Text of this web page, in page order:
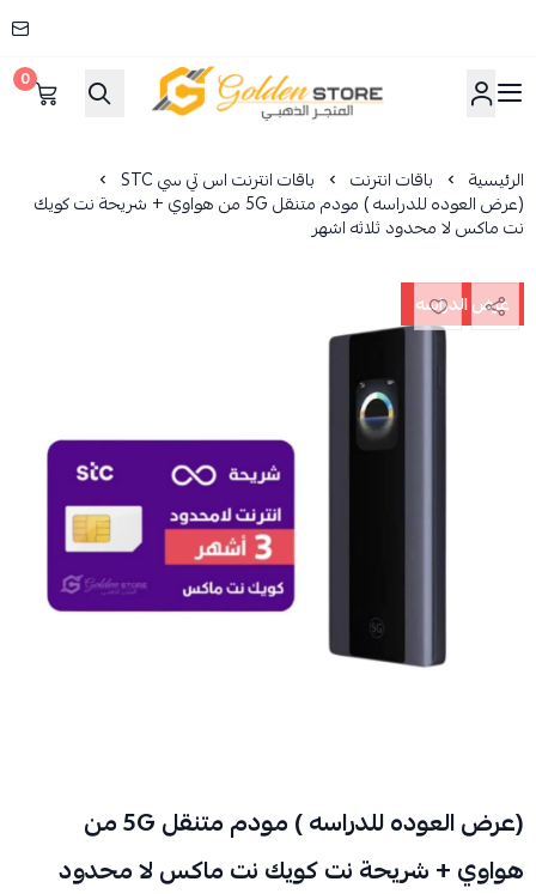
المتجر الذهبي
0
الرئيسية باقات انترنت باقات انترنت اس تي سي STC
(عرض العوده للدراسه ) مودم متنقل 5G من هواوي + شريحة نت كويك
نت ماكس لا محدود ثلاثه اشهر
عرض الدراسه
(عرض العوده للدراسه ) مودم متنقل 5G من
هواوي + شريحة نت كويك نت ماكس لا محدود